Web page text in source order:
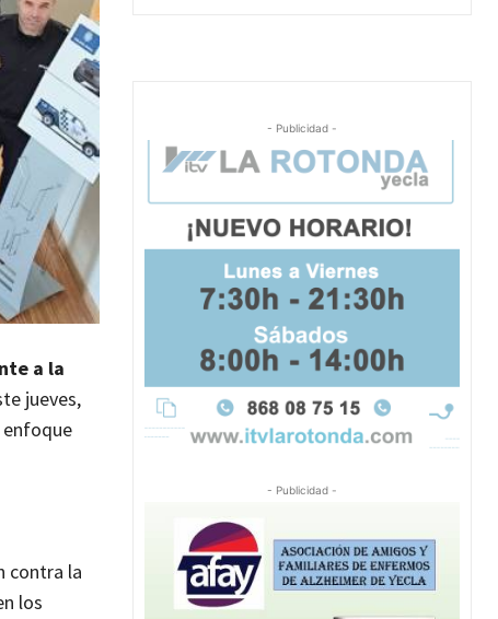
a la
jueves,
enfoque
contra la
los
- Publicidad -
- Publicidad -